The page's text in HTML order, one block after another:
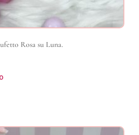
Rosa su Luna.